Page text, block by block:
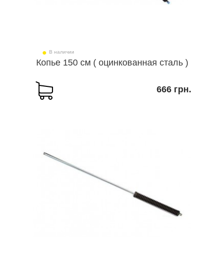
В наличии
Копье 150 см ( оцинкованная сталь )
666 грн.